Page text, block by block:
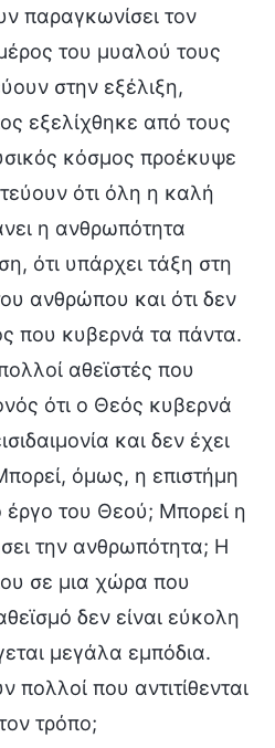
παραγκωνίσει τον
του μυαλού τους
στην εξέλιξη,
εξελίχθηκε από τους
κόσμος προέκυψε
ότι όλη η καλή
η ανθρωπότητα
ότι υπάρχει τάξη στη
ανθρώπου και ότι δεν
που κυβερνά τα πάντα.
αθεϊστές που
ότι ο Θεός κυβερνά
και δεν έχει
όμως, η επιστήμη
έργο του Θεού; Μπορεί η
την ανθρωπότητα; Η
σε μια χώρα που
δεν είναι εύκολη
μεγάλα εμπόδια.
που αντιτίθενται
τρόπο;